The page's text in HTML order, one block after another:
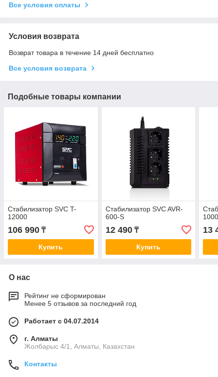
Все условия оплаты
Условия возврата
Возврат товара в течение 14 дней бесплатно
Все условия возврата
Подобные товары компании
Стабилизатор SVC T-
12000
106 990 ₸
Купить
Стабилизатор SVC AVR-
600-S
12 490₸
Купить
13
О нас
Рейтинг не сформирован
Менее 5 отзывов за последний год
Работает с 04.07.2014
г. Алматы
Жолбарыс 4/1, Алматы, Казахстан
Контакты